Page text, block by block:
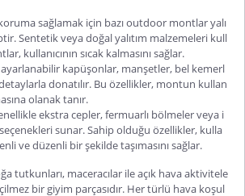
sağlamak için bazı outdoor montlar yalı
Sentetik veya doğal yalıtım malzemeleri kull
kullanıcının sıcak kalmasını sağlar.
kapüşonlar, manşetler, bel kemerl
donatılır. Bu özellikler, montun kullan
olanak tanır.
ekstra cepler, fermuarlı bölmeler veya i
sunar. Sahip olduğu özellikler, kulla
ve düzenli bir şekilde taşımasını sağlar.
tutkunları, maceracılar ile açık hava aktivitele
bir giyim parçasıdır. Her türlü hava koşul